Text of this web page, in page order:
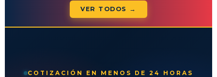
VER TODOS →
COTIZACIÓN EN MENOS DE 24 HORAS